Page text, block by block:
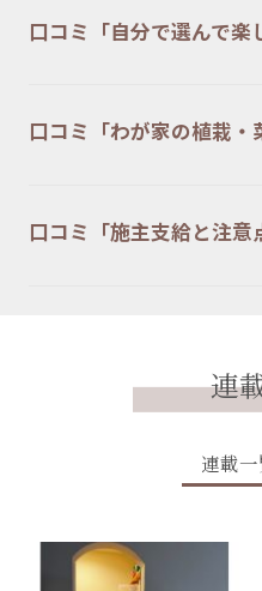
口コミ「自分で選んで楽
口コミ「わが家の植栽・
口コミ「施主支給と注意
連
連載